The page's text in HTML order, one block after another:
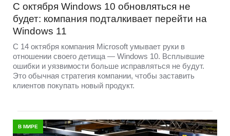
С октября Windows 10 обновляться не
будет: компания подталкивает перейти на
Windows 11
С 14 октября компания Microsoft умывает руки в
отношении своего детища — Windows 10. Всплывшие
ошибки и уязвимости больше исправляться не будут.
Это обычная стратегия компании, чтобы заставить
клиентов покупать новый продукт.
В МИРЕ